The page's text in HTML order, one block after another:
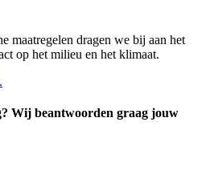
maatregelen dragen we bij aan het
op het milieu en het klimaat.
Wij beantwoorden graag jouw